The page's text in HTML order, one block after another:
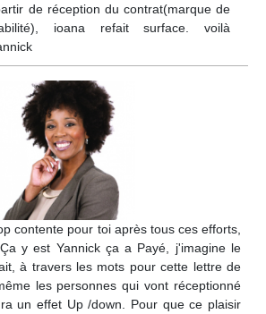
de réception du contrat(marque de
ioana refait surface. voilà
contente pour toi après tous ces efforts,
y est Yannick ça a Payé, j'imagine le
à travers les mots pour cette lettre de
les personnes qui vont réceptionné
un effet Up /down. Pour que ce plaisir